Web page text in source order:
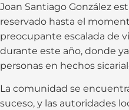
Joan Santiago González
reservado hasta el
preocupante escalada de
durante este año, donde
personas en hechos
La comunidad se
suceso, y las autoridades